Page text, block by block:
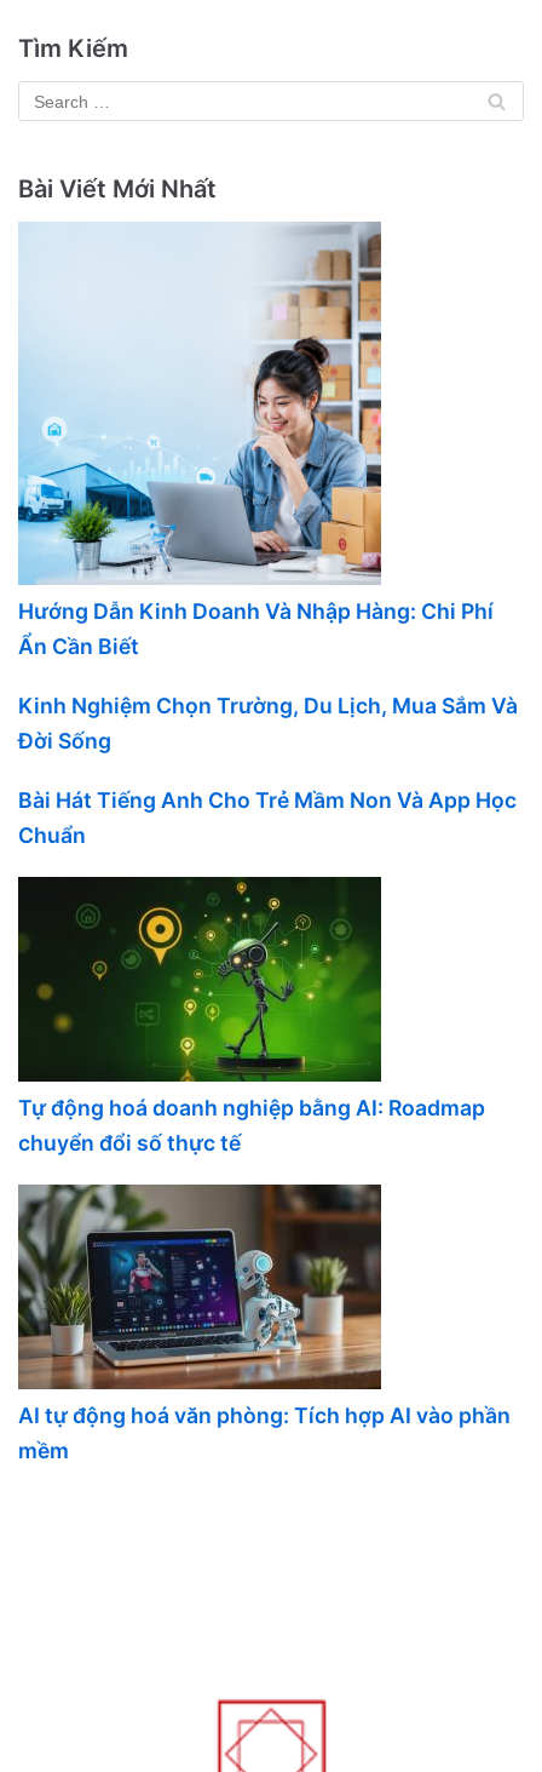
Tìm Kiếm
Bài Viết Mới Nhất
Hướng Dẫn Kinh Doanh Và Nhập Hàng: Chi Phí
Ẩn Cần Biết
Kinh Nghiệm Chọn Trường, Du Lịch, Mua Sắm Và
Đời Sống
Bài Hát Tiếng Anh Cho Trẻ Mầm Non Và App Học
Chuẩn
Tự động hoá doanh nghiệp bằng AI: Roadmap
chuyển đổi số thực tế
AI tự động hoá văn phòng: Tích hợp AI vào phần
mềm